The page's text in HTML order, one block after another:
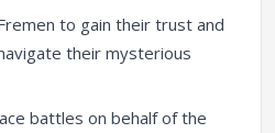
to gain their trust and
their mysterious
battles on behalf of the